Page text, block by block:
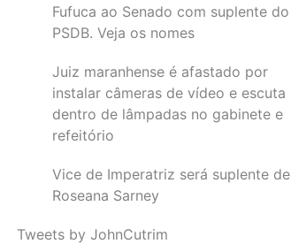
Fufuca ao Senado com suplente do
PSDB. Veja os nomes
Juiz maranhense é afastado por
instalar câmeras de vídeo e escuta
dentro de lâmpadas no gabinete e
refeitório
Vice de Imperatriz será suplente de
Roseana Sarney
Tweets by JohnCutrim